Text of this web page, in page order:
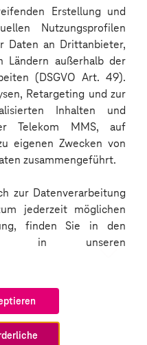
Erstellung und
Nutzungsprofilen
Daten an Drittanbieter,
außerhalb der
(DSGVO Art. 49).
Retargeting und zur
Inhalten und
Telekom MMS, auf
eigenen Zwecken von
zusammengeführt.
zur Datenverarbeitung
jederzeit möglichen
finden Sie in den
in unseren
Auswahl: